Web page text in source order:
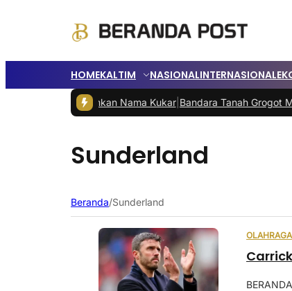
HOMEKALTIM NASIONALINTERNASIONAL
Harumkan Nama Kukar|Bandara Tanah Grogot
Sunderland
Beranda/Sunderland
OLAHRAGA